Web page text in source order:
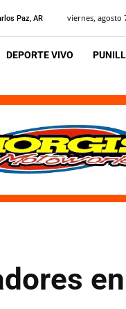
Paz, AR viernes, agosto
DEPORTE VIVO